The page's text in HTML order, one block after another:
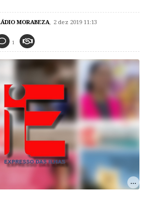
MORABEZA, 2 dez 2019 11:13
1